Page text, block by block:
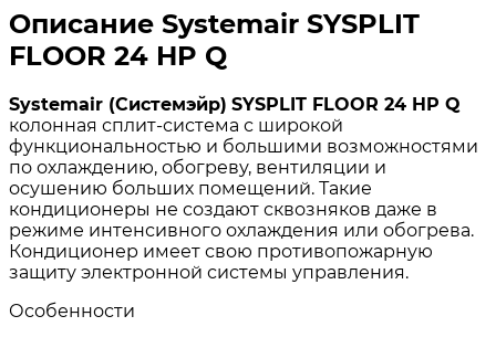
Описание Systemair SYSPLIT
FLOOR 24 HP Q
Systemair (Системэйр) SYSPLIT FLOOR 24 HP Q
колонная сплит-система с широкой
функциональностью и большими возможностями
по охлаждению, обогреву, вентиляции и
осушению больших помещений. Такие
кондиционеры не создают сквозняков даже в
режиме интенсивного охлаждения или обогрева.
Кондиционер имеет свою противопожарную
защиту электронной системы управления.
Особенности